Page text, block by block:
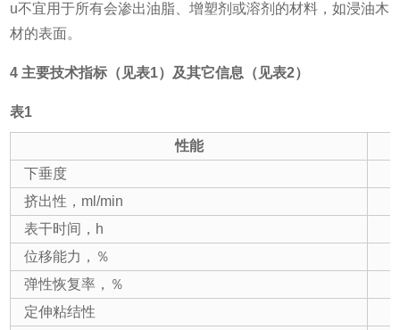
u不宜用于所有会渗出油脂、增塑剂或溶剂的材料，如浸油木
材的表面。
4 主要技术指标 （见表1） 及其它信息 （见表2）
表1
性能
下垂度
挤出性，ml/min
表干时间，h
位移能力，％
弹性恢复率，％
定伸粘结性